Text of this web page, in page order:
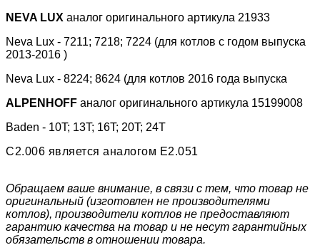
NEVA LUX аналог оригинального артикула 21933
Neva Lux - 7211; 7218; 7224 (для котлов с годом выпуска
2013-2016 )
Neva Lux - 8224; 8624 (для котлов 2016 года выпуска
ALPENHOFF аналог оригинального артикула 15199008
Baden - 10T; 13T; 16T; 20T; 24T
C2.006 является аналогом E2.051
Обращаем ваше внимание, в связи с тем, что товар не
оригинальный (изготовлен не производителями
котлов), производители котлов не предоставляют
гарантию качества на товар и не несут гарантийных
обязательств в отношении товара.